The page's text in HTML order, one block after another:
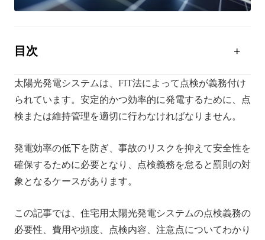
目次
義務がある
太陽光発電システム点検の必要性
太陽光発電システムの点検にかかる費用と頻度
太陽光発電システムの主な点検内容
太陽光発電システムを点検する際の注意点
まとめ
太陽光発電システムは、FIT法によって点検が義務付け
られています。安定的かつ効率的に発電するために、点
検または維持管理を適切に行わなければなりません。
発電効率の低下を防ぎ、事故のリスクを抑えて安全性を
確保するために必要となり、点検義務を怠ると罰則の対
象となるケースがあります。
この記事では、住宅用太陽光発電システムの点検義務の
必要性、費用や頻度、点検内容、注意点についてわかり